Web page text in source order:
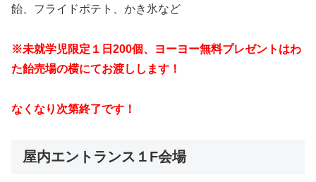
飴、フライドポテト、かき氷など
※未就学児限定１日200個、ヨーヨー無料プレゼントはわ
た飴売場の横にてお渡しします！
なくなり次第終了です！
屋内エントランス１F会場